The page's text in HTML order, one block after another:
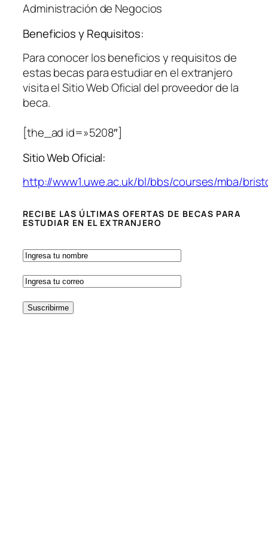
Administración de Negocios
Beneficios y Requisitos:
Para conocer los beneficios y requisitos de
estas becas para estudiar en el extranjero
visita el Sitio Web Oficial del proveedor de la
beca.
[the_ad id=»5208″]
Sitio Web Oficial:
http://www1.uwe.ac.uk/bl/bbs/courses/mba/
RECIBE LAS ÚLTIMAS OFERTAS DE BECAS PARA
ESTUDIAR EN EL EXTRANJERO